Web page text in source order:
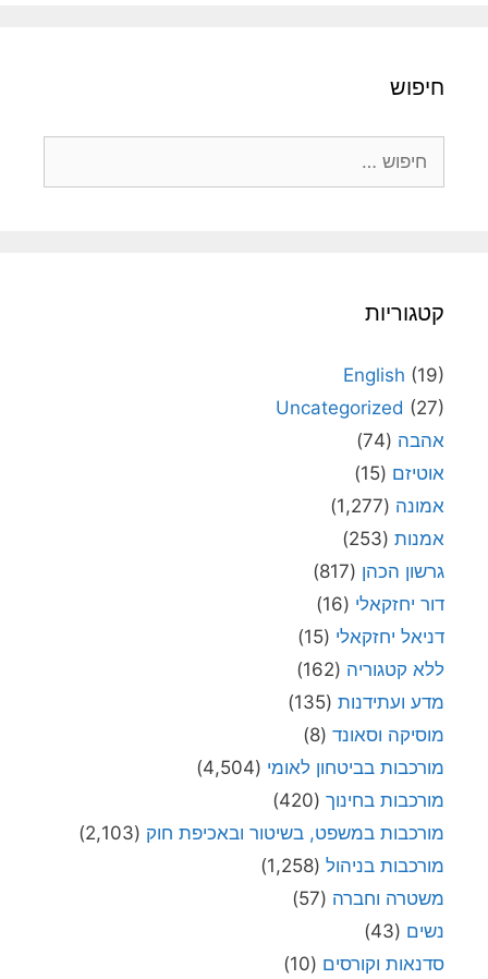
חיפוש
קטגוריות
English (19)
Uncategorized (27)
אהבה (74)
אוטיזם (15)
אמונה (1,277)
אמנות (253)
גרשון הכהן (817)
דור יחזקאלי (16)
דניאל יחזקאלי (15)
ללא קטגוריה (162)
מדע ועתידנות (135)
מוסיקה וסאונד (8)
מורכבות בביטחון לאומי (4,504)
מורכבות בחינוך (420)
מורכבות במשפט, בשיטור ובאכיפת חוק (2,103)
מורכבות בניהול (1,258)
משטרה וחברה (57)
נשים (43)
סדנאות וקורסים (10)